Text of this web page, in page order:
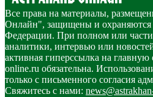
Все права на материалы,
Онлайн", защищены и охраняются
Федерации. При полном или
аналитики, интервью или
активная гиперссылка на
online.ru обязательна.
только с письменного согласия
Свяжитесь с нами: